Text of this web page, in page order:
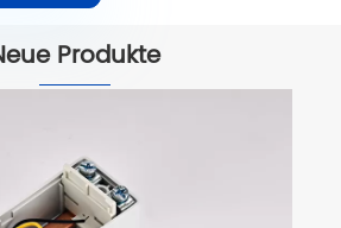
Produkte